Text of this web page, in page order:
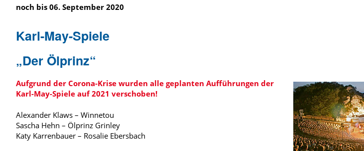
noch bis 06. September 2020
Karl-May-Spiele
„Der Ölprinz“
Aufgrund der Corona-Krise wurden alle geplanten Aufführungen der
Karl-May-Spiele auf 2021 verschoben!
Alexander Klaws – Winnetou
Sascha Hehn – Ölprinz Grinley
Katy Karrenbauer – Rosalie Ebersbach